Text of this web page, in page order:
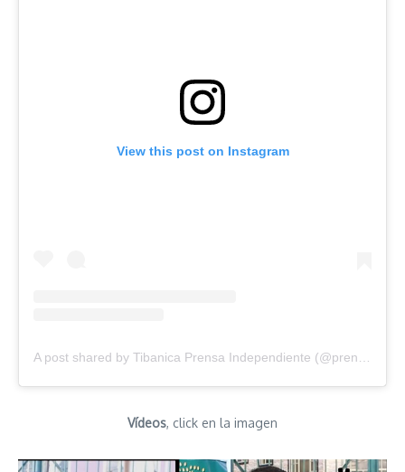
View this post on Instagram
A post shared by Tibanica Prensa Independiente (@prensatibanica)
Vídeos, click en la imagen